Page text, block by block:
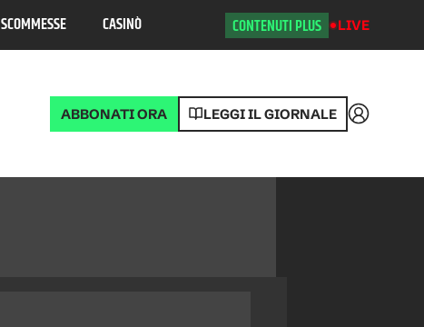
SCOMMESSE CASINÒ CONTENUTI PLUS LIVE
ABBONATI ORA LEGGI IL GIORNALE Accedi